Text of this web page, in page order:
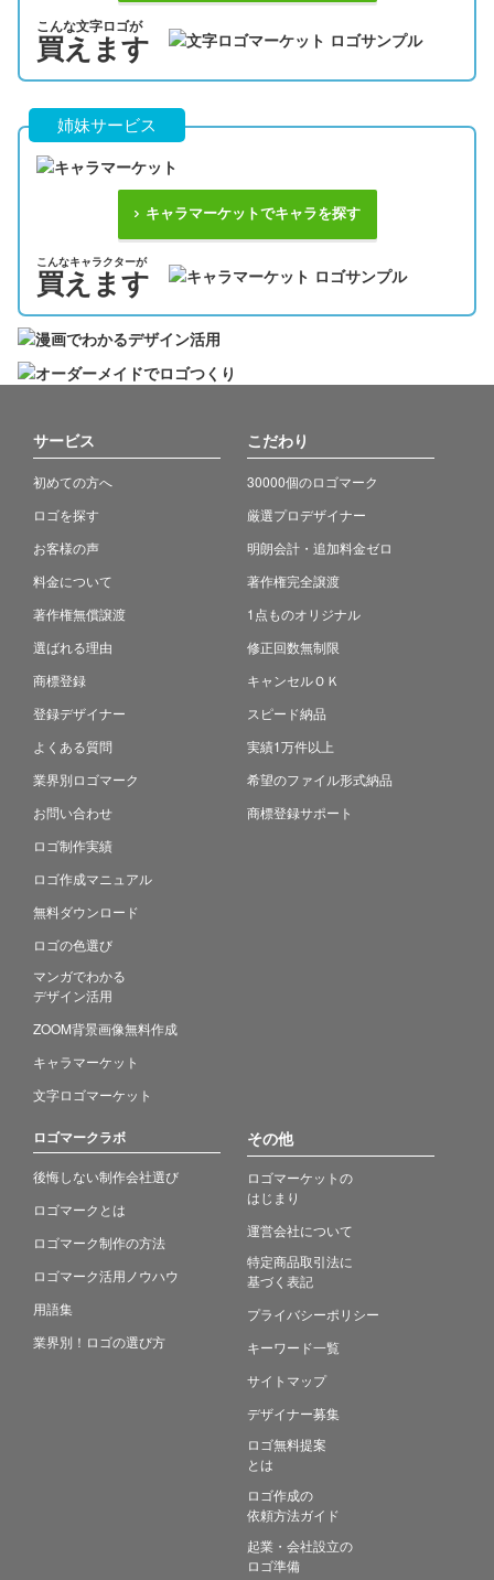
こんな文字ロゴが
買えます
姉妹サービス
キャラマーケットでキャラを探す
こんなキャラクターが
買えます
サービス
初めての方へ
ロゴを探す
お客様の声
料金について
著作権無償譲渡
選ばれる理由
商標登録
登録デザイナー
よくある質問
業界別ロゴマーク
お問い合わせ
ロゴ制作実績
ロゴ作成マニュアル
無料ダウンロード
ロゴの色選び
マンガでわかる
デザイン活用
ZOOM背景画像無料作成
キャラマーケット
文字ロゴマーケット
こだわり
30000個のロゴマーク
厳選プロデザイナー
明朗会計・追加料金ゼロ
著作権完全譲渡
1点ものオリジナル
修正回数無制限
キャンセルＯＫ
スピード納品
実績1万件以上
希望のファイル形式納品
商標登録サポート
ロゴマークラボ
後悔しない制作会社選び
ロゴマークとは
ロゴマーク制作の方法
ロゴマーク活用ノウハウ
用語集
業界別！ロゴの選び方
その他
ロゴマーケットの
はじまり
運営会社について
特定商品取引法に
基づく表記
プライバシーポリシー
キーワード一覧
サイトマップ
デザイナー募集
ロゴ無料提案
とは
ロゴ作成の
依頼方法ガイド
起業・会社設立の
ロゴ準備